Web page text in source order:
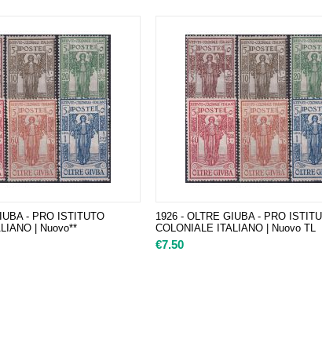
- PRO ISTITUTO
| Nuovo**
1926 - OLTRE GIUBA - PRO
COLONIALE ITALIANO | Nuovo TL
€7.50